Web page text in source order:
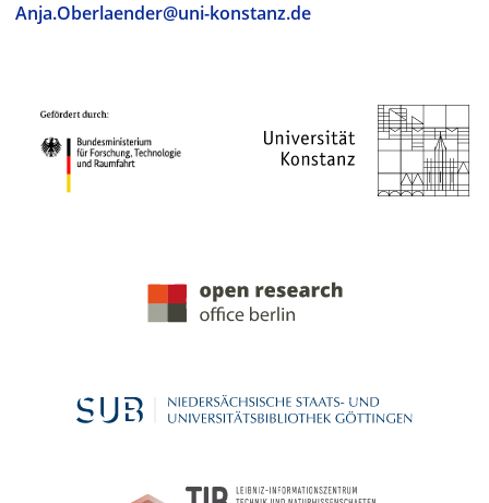
Anja.Oberlaender@uni-konstanz.de